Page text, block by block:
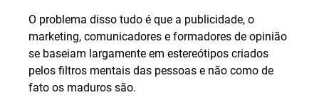
O problema disso tudo é que a publicidade, o
marketing, comunicadores e formadores de opinião
se baseiam largamente em estereótipos criados
pelos filtros mentais das pessoas e não como de
fato os maduros são.